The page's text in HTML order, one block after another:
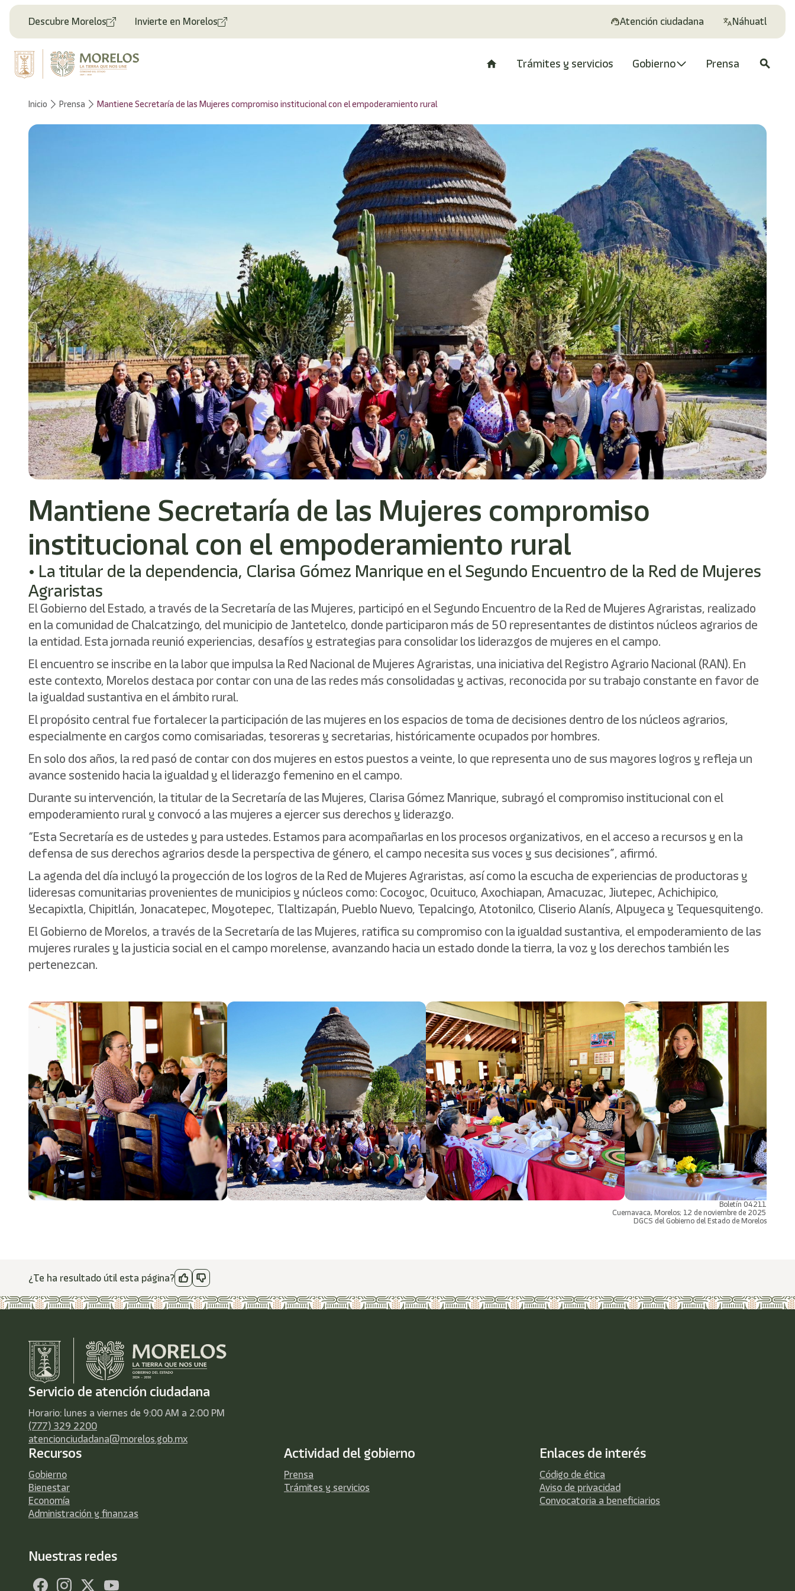
Descubre Morelos Invierte en Morelos Atención ciudadana Náhuatl
Trámites y servicios Gobierno Prensa search
Inicio Prensa Mantiene Secretaría de las Mujeres compromiso institucional con el empoderamiento rural
Mantiene Secretaría de las Mujeres compromiso
institucional con el empoderamiento rural
• La titular de la dependencia, Clarisa Gómez Manrique en el Segundo Encuentro de la Red de Mujeres
Agraristas
El Gobierno del Estado, a través de la Secretaría de las Mujeres, participó en el Segundo Encuentro de la Red de Mujeres Agraristas, realizado
en la comunidad de Chalcatzingo, del municipio de Jantetelco, donde participaron más de 50 representantes de distintos núcleos agrarios de
la entidad. Esta jornada reunió experiencias, desafíos y estrategias para consolidar los liderazgos de mujeres en el campo.
El encuentro se inscribe en la labor que impulsa la Red Nacional de Mujeres Agraristas, una iniciativa del Registro Agrario Nacional (RAN). En
este contexto, Morelos destaca por contar con una de las redes más consolidadas y activas, reconocida por su trabajo constante en favor de
la igualdad sustantiva en el ámbito rural.
El propósito central fue fortalecer la participación de las mujeres en los espacios de toma de decisiones dentro de los núcleos agrarios,
especialmente en cargos como comisariadas, tesoreras y secretarias, históricamente ocupados por hombres.
En solo dos años, la red pasó de contar con dos mujeres en estos puestos a veinte, lo que representa uno de sus mayores logros y refleja un
avance sostenido hacia la igualdad y el liderazgo femenino en el campo.
Durante su intervención, la titular de la Secretaría de las Mujeres, Clarisa Gómez Manrique, subrayó el compromiso institucional con el
empoderamiento rural y convocó a las mujeres a ejercer sus derechos y liderazgo.
“Esta Secretaría es de ustedes y para ustedes. Estamos para acompañarlas en los procesos organizativos, en el acceso a recursos y en la
defensa de sus derechos agrarios desde la perspectiva de género, el campo necesita sus voces y sus decisiones”, afirmó.
La agenda del día incluyó la proyección de los logros de la Red de Mujeres Agraristas, así como la escucha de experiencias de productoras y
lideresas comunitarias provenientes de municipios y núcleos como: Cocoyoc, Ocuituco, Axochiapan, Amacuzac, Jiutepec, Achichipico,
Yecapixtla, Chipitlán, Jonacatepec, Moyotepec, Tlaltizapán, Pueblo Nuevo, Tepalcingo, Atotonilco, Cliserio Alanís, Alpuyeca y Tequesquitengo.
El Gobierno de Morelos, a través de la Secretaría de las Mujeres, ratifica su compromiso con la igualdad sustantiva, el empoderamiento de las
mujeres rurales y la justicia social en el campo morelense, avanzando hacia un estado donde la tierra, la voz y los derechos también les
pertenezcan.
Boletín 04211
Cuernavaca, Morelos; 12 de noviembre de 2025
DGCS del Gobierno del Estado de Morelos
¿Te ha resultado útil esta página?
Servicio de atención ciudadana
Horario: lunes a viernes de 9:00 AM a 2:00 PM
(777) 329 2200
atencionciudadana@morelos.gob.mx
Recursos
Gobierno
Bienestar
Economía
Administración y finanzas
Actividad del gobierno
Prensa
Trámites y servicios
Enlaces de interés
Código de ética
Aviso de privacidad
Convocatoria a beneficiarios
Nuestras redes